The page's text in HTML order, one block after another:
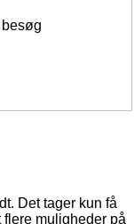
Det tager kun få
muligheder på